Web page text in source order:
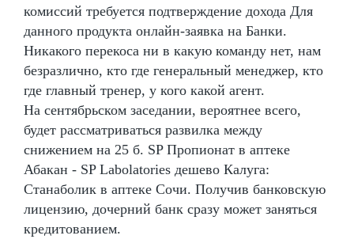
комиссий требуется подтверждение дохода Для
данного продукта онлайн-заявка на Банки.
Никакого перекоса ни в какую команду нет, нам
безразлично, кто где генеральный менеджер, кто
где главный тренер, у кого какой агент.
На сентябрьском заседании, вероятнее всего,
будет рассматриваться развилка между
снижением на 25 б. SP Пропионат в аптеке
Абакан - SP Labolatories дешево Калуга:
Станаболик в аптеке Сочи. Получив банковскую
лицензию, дочерний банк сразу может заняться
кредитованием.